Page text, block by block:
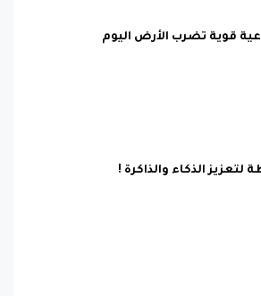
قوية تضرب الأرض اليوم
الذكاء والذاكرة !